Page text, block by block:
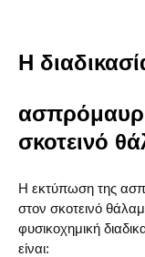
Η
σκοτεινό
Η εκτύπωση της
στον σκοτεινό
φυσικοχημική
είναι: